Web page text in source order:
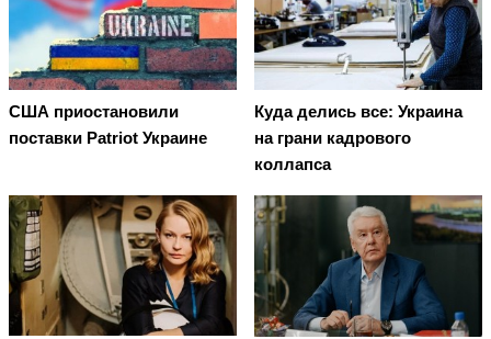
США приостановили
поставки Patriot Украине
Куда делись все: Украина
на грани кадрового
коллапса